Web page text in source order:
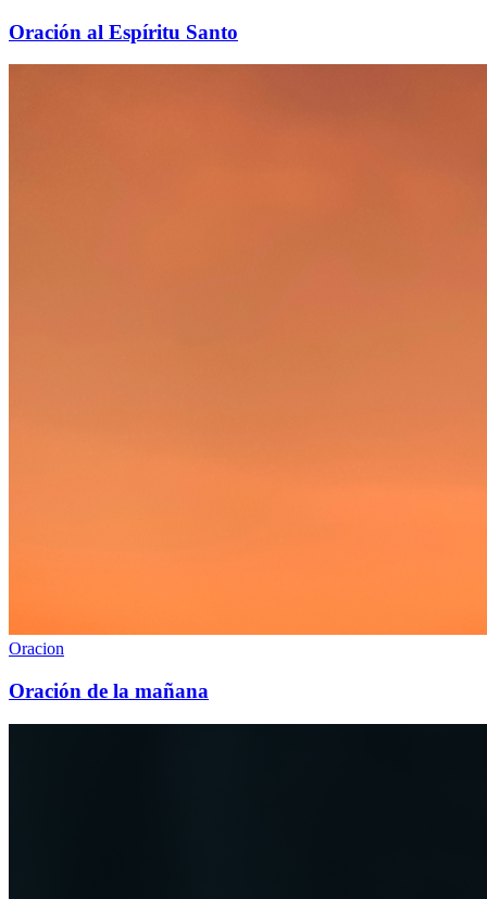
Oración al Espíritu Santo
Oracion
Oración de la mañana